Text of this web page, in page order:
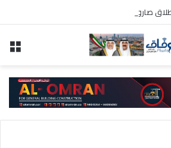
صاروخ باليستي متوسط المدى